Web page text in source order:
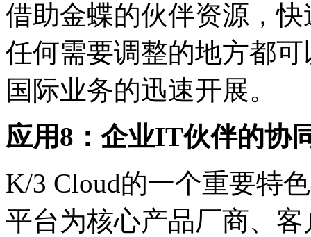
借助金蝶的伙伴资源，
任何需要调整的地方都
国际业务的迅速开展。
应用8：企业IT伙伴的协
K/3 Cloud的一个重要特
平台为核心产品厂商、